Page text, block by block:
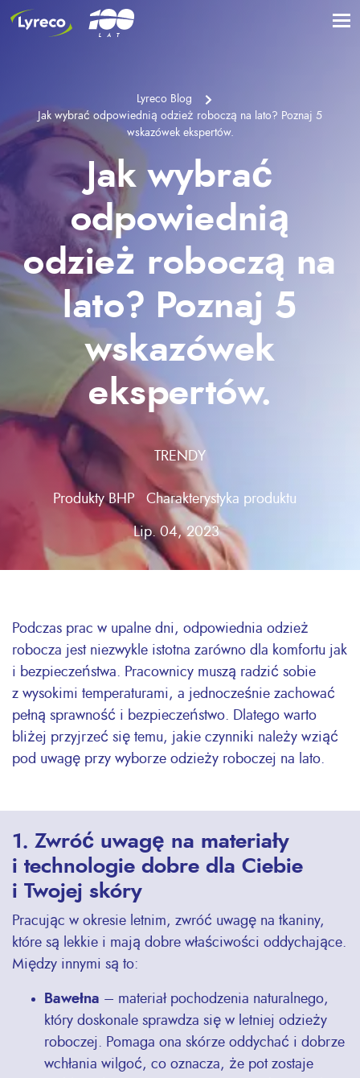
Lyreco Blog
Jak wybrać odpowiednią odzież roboczą na lato? Poznaj 5
wskazówek ekspertów.
Jak wybrać
odpowiednią
odzież roboczą na
lato? Poznaj 5
wskazówek
ekspertów.
TRENDY
Produkty BHP Charakterystyka produktu
Lip. 04, 2023
Podczas prac w upalne dni, odpowiednia odzież
robocza jest niezwykle istotna zarówno dla komfortu jak
i bezpieczeństwa. Pracownicy muszą radzić sobie
z wysokimi temperaturami, a jednocześnie zachować
pełną sprawność i bezpieczeństwo. Dlatego warto
bliżej przyjrzeć się temu, jakie czynniki należy wziąć
pod uwagę przy wyborze odzieży roboczej na lato.
1. Zwróć uwagę na materiały
i technologie dobre dla Ciebie
i Twojej skóry
Pracując w okresie letnim, zwróć uwagę na tkaniny,
które są lekkie i mają dobre właściwości oddychające.
Między innymi są to:
Bawełna – materiał pochodzenia naturalnego,
który doskonale sprawdza się w letniej odzieży
roboczej. Pomaga ona skórze oddychać i dobrze
wchłania wilgoć, co oznacza, że pot zostaje